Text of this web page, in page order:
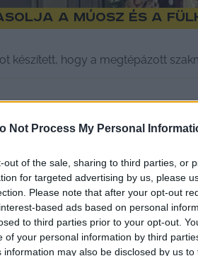
Not Process My Personal
out of the sale, sharing to third parties, or
for targeted advertising by us, please
Please note that after your opt-out
based ads based on personal
to third parties prior to your opt-out.
of your personal information by third
information may also be disclosed by us
a MÚOSZ és a
készített, hogy a megtépázott